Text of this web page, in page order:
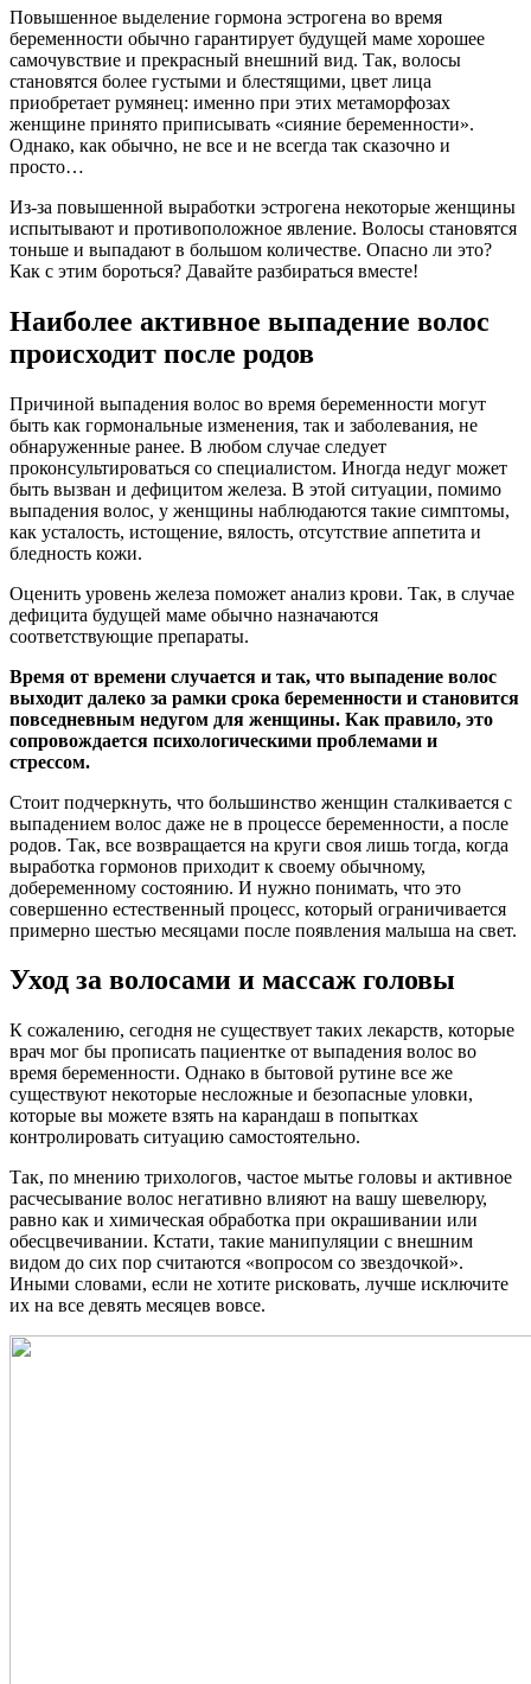
Повышенное выделение гормона эстрогена во время
беременности обычно гарантирует будущей маме хорошее
самочувствие и прекрасный внешний вид. Так, волосы
становятся более густыми и блестящими, цвет лица
приобретает румянец: именно при этих метаморфозах
женщине принято приписывать «сияние беременности».
Однако, как обычно, не все и не всегда так сказочно и
просто…
Из-за повышенной выработки эстрогена некоторые женщины
испытывают и противоположное явление. Волосы становятся
тоньше и выпадают в большом количестве. Опасно ли это?
Как с этим бороться? Давайте разбираться вместе!
Наиболее активное выпадение волос
происходит после родов
Причиной выпадения волос во время беременности могут
быть как гормональные изменения, так и заболевания, не
обнаруженные ранее. В любом случае следует
проконсультироваться со специалистом. Иногда недуг может
быть вызван и дефицитом железа. В этой ситуации, помимо
выпадения волос, у женщины наблюдаются такие симптомы,
как усталость, истощение, вялость, отсутствие аппетита и
бледность кожи.
Оценить уровень железа поможет анализ крови. Так, в случае
дефицита будущей маме обычно назначаются
соответствующие препараты.
Время от времени случается и так, что выпадение волос
выходит далеко за рамки срока беременности и становится
повседневным недугом для женщины. Как правило, это
сопровождается психологическими проблемами и
стрессом.
Стоит подчеркнуть, что большинство женщин сталкивается с
выпадением волос даже не в процессе беременности, а после
родов. Так, все возвращается на круги своя лишь тогда, когда
выработка гормонов приходит к своему обычному,
добеременному состоянию. И нужно понимать, что это
совершенно естественный процесс, который ограничивается
примерно шестью месяцами после появления малыша на свет.
Уход за волосами и массаж головы
К сожалению, сегодня не существует таких лекарств, которые
врач мог бы прописать пациентке от выпадения волос во
время беременности. Однако в бытовой рутине все же
существуют некоторые несложные и безопасные уловки,
которые вы можете взять на карандаш в попытках
контролировать ситуацию самостоятельно.
Так, по мнению трихологов, частое мытье головы и активное
расчесывание волос негативно влияют на вашу шевелюру,
равно как и химическая обработка при окрашивании или
обесцвечивании. Кстати, такие манипуляции с внешним
видом до сих пор считаются «вопросом со звездочкой».
Иными словами, если не хотите рисковать, лучше исключите
их на все девять месяцев вовсе.